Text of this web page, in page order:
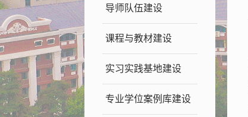
导师队伍建设
课程与教材建设
实习实践基地建设
专业学位案例库建设